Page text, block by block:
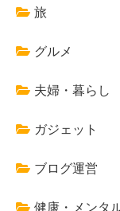
旅
グルメ
夫婦・暮らし
ガジェット
ブログ運営
健康・メンタ